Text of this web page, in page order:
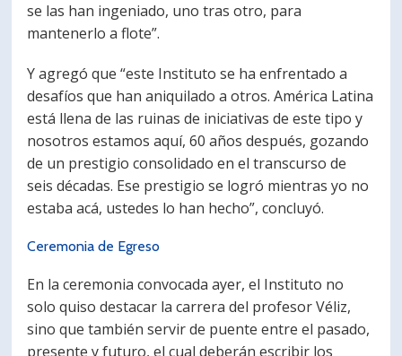
se las han ingeniado, uno tras otro, para
mantenerlo a flote”.
Y agregó que “este Instituto se ha enfrentado a
desafíos que han aniquilado a otros. América Latina
está llena de las ruinas de iniciativas de este tipo y
nosotros estamos aquí, 60 años después, gozando
de un prestigio consolidado en el transcurso de
seis décadas. Ese prestigio se logró mientras yo no
estaba acá, ustedes lo han hecho”, concluyó.
Ceremonia de Egreso
En la ceremonia convocada ayer, el Instituto no
solo quiso destacar la carrera del profesor Véliz,
sino que también servir de puente entre el pasado,
presente y futuro, el cual deberán escribir los